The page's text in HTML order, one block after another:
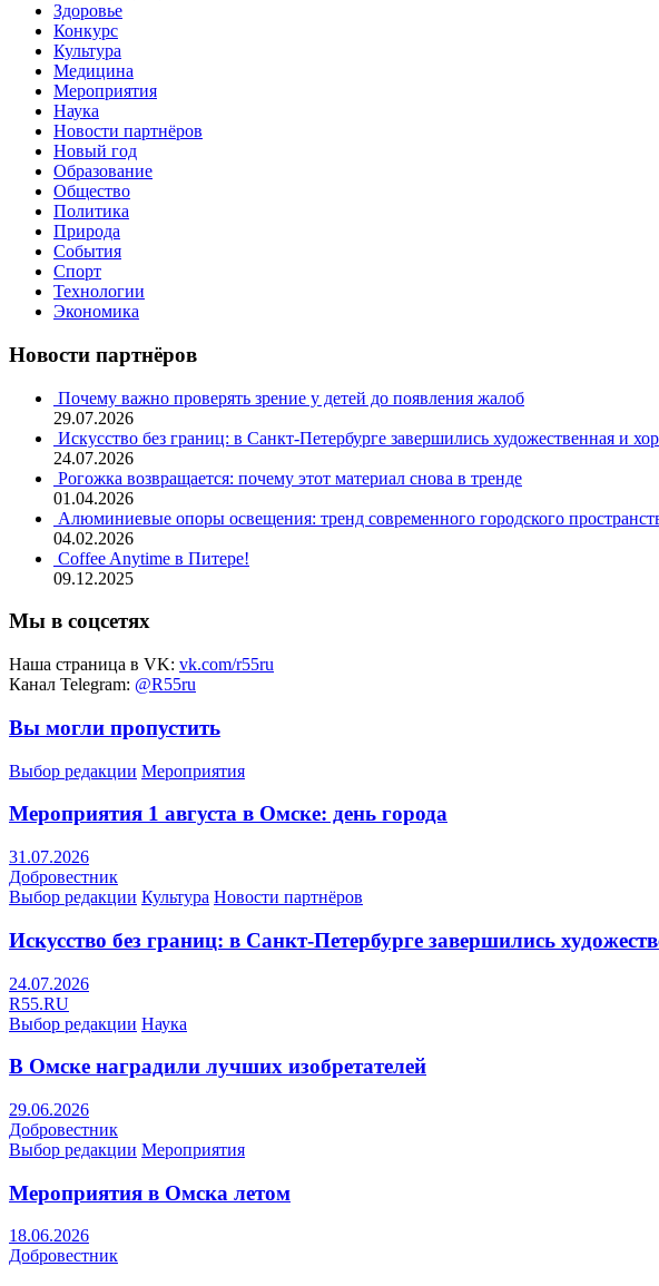
Здоровье
Конкурс
Культура
Медицина
Мероприятия
Наука
Новости партнёров
Новый год
Образование
Общество
Политика
Природа
События
Спорт
Технологии
Экономика
Новости партнёров
Почему важно проверять зрение у детей до появления жалоб
29.07.2026
Искусство без границ: в Санкт-Петербурге завершились художественная и
24.07.2026
Рогожка возвращается: почему этот материал снова в тренде
01.04.2026
Алюминиевые опоры освещения: тренд современного городского
04.02.2026
Coffee Anytime в Питере!
09.12.2025
Мы в соцсетях
Наша страница в VK: vk.com/r55ru
Канал Telegram: @R55ru
Вы могли пропустить
Выбор редакции Мероприятия
Мероприятия 1 августа в Омске: день города
31.07.2026
Добровестник
Выбор редакции Культура Новости партнёров
Искусство без границ: в Санкт-Петербурге завершились
24.07.2026
R55.RU
Выбор редакции Наука
В Омске наградили лучших изобретателей
29.06.2026
Добровестник
Выбор редакции Мероприятия
Мероприятия в Омска летом
18.06.2026
Добровестник